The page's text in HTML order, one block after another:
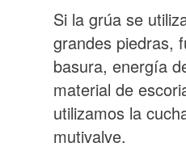
Si la grúa se
grandes piedras,
basura, energía
material de
utilizamos la
mutivalve.